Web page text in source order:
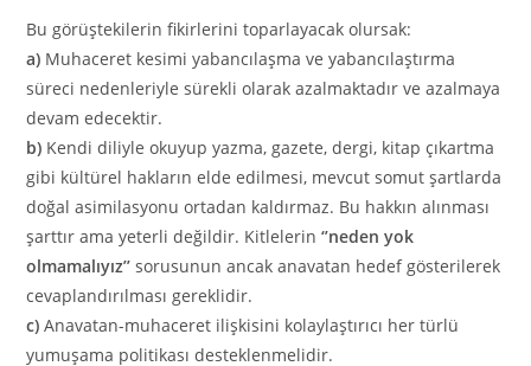
Bu görüştekilerin fikirlerini toparlayacak olursak:
a) Muhaceret kesimi yabancılaşma ve yabancılaştırma
süreci nedenleriyle sürekli olarak azalmaktadır ve azalmaya
devam edecektir.
b) Kendi diliyle okuyup yazma, gazete, dergi, kitap çıkartma
gibi kültürel hakların elde edilmesi, mevcut somut şartlarda
doğal asimilasyonu ortadan kaldırmaz. Bu hakkın alınması
şarttır ama yeterli değildir. Kitlelerin‘’neden yok
olmamalıyız’’ so­rusunun ancak anavatan hedef gösterilerek
cevaplandırılması gereklidir.
c) Anavatan-muhaceret ilişkisini kolaylaştırıcı her türlü
yumuşama politikası desteklenmelidir.